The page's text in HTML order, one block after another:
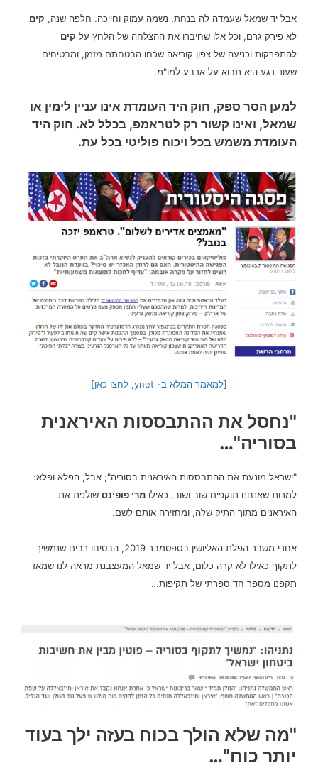
אבל יד שמאל שעמדה לה בנחת, נשמה עמוק וחייכה. חלפה שנה, קים
לא פירק גרם, וכל אלו שחיברו את ההצלחה של הלחץ על קים
להתפרקות וכניעה של צפון קוריאה שכחו הבטחתם מזמן, ומבטיחים
שעוד רגע היא תבוא על ארבע למו"מ.
למען הסר ספק, חוק היד העומדת אינו עניין לימין או
שמאל, ואינו קשור רק לטראמפ, בכלל לא. חוק היד
העומדת משמש בכל ויכוח פוליטי בכל עת.
[למאמר המלא ב- ynet, לחצו כאן]
"נחסל את ההתבססות האיראנית
בסוריה"…
"ישראל מונעת את ההתבססות האיראנית בסוריה"; אבל, הפלא ופלא:
למרות שאנחנו תוקפים שוב ושוב, כאילו מרי פופינס שולפת את
האיראנים מתוך התיק שלה, ומחזירה אותם לשם.
אחרי משבר הפלת האליושין בספטמבר 2019, הבטיחו רבים שנמשיך
לתקוף כאילו לא קרה כלום, אבל יד שמאל המעצבנת מראה לנו שמאז
תקפנו מספר חד ספרתי של תקיפות…
"מה שלא הולך בכוח בעזה ילך בעוד
יותר כוח"…